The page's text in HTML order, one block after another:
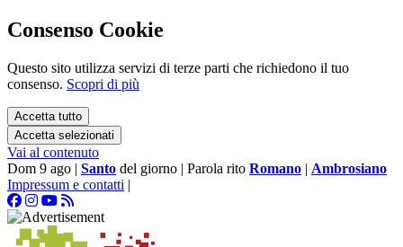
Consenso Cookie
Questo sito utilizza servizi di terze parti che richiedono il tuo
consenso. Scopri di più
Accetta tutto
Accetta selezionati
Vai al contenuto
Dom 9 ago | Santo del giorno | Parola rito Romano | Ambrosiano
Impressum e contatti |